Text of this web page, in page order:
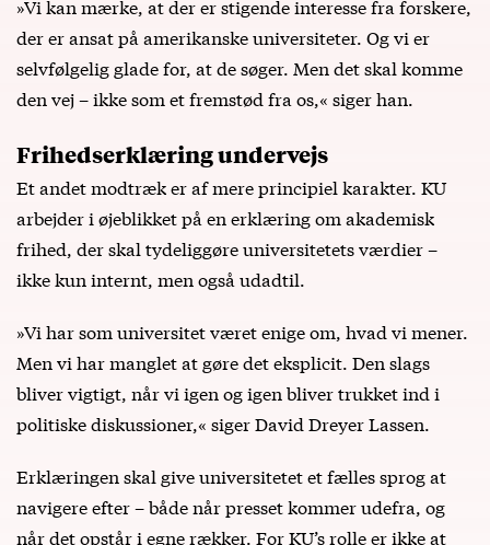
»Vi kan mærke, at der er stigende interesse fra forskere,
der er ansat på amerikanske universiteter. Og vi er
selvfølgelig glade for, at de søger. Men det skal komme
den vej – ikke som et fremstød fra os,« siger han.
Frihedserklæring undervejs
Et andet modtræk er af mere principiel karakter. KU
arbejder i øjeblikket på en erklæring om akademisk
frihed, der skal tydeliggøre universitetets værdier –
ikke kun internt, men også udadtil.
»Vi har som universitet været enige om, hvad vi mener.
Men vi har manglet at gøre det eksplicit. Den slags
bliver vigtigt, når vi igen og igen bliver trukket ind i
politiske diskussioner,« siger David Dreyer Lassen.
Erklæringen skal give universitetet et fælles sprog at
navigere efter – både når presset kommer udefra, og
når det opstår i egne rækker. For KU’s rolle er ikke at